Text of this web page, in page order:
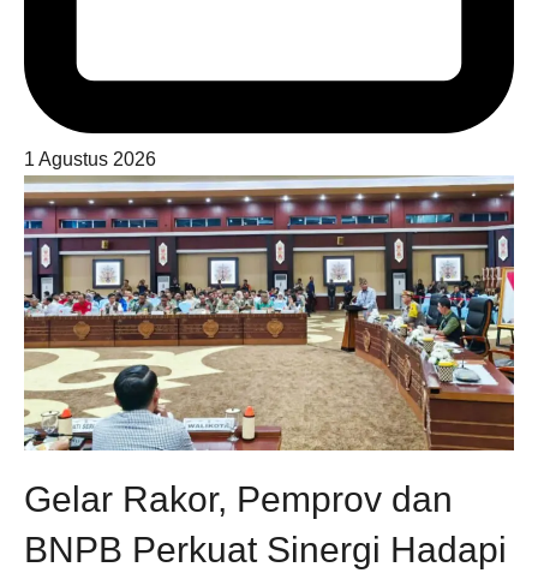
1 Agustus 2026
Gelar Rakor, Pemprov dan
BNPB Perkuat Sinergi Hadapi